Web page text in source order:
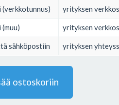
(verkkotunnus) yrityksen
yrityksen
sähköpostiin yrityksen
ostoskoriin